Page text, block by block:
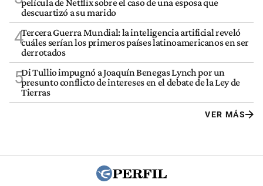
película de Netflix sobre el caso de una esposa que
descuartizó a su marido
4Tercera Guerra Mundial: la inteligencia artificial reveló
cuáles serían los primeros países latinoamericanos en ser
derrotados
5Di Tullio impugnó a Joaquín Benegas Lynch por un
presunto conflicto de intereses en el debate de la Ley de
Tierras
VER MÁS